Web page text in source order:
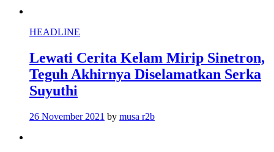
HEADLINE
Lewati Cerita Kelam Mirip Sinetron,
Teguh Akhirnya Diselamatkan Serka
Suyuthi
26 November 2021 by musa r2b